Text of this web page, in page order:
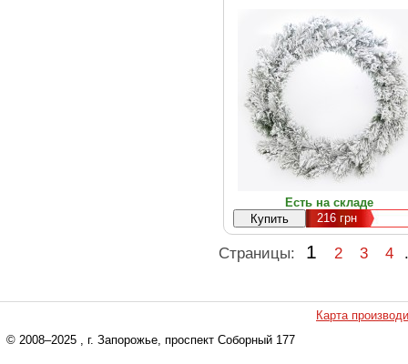
Есть на складе
216грн
Страницы: 1 2 3 4
Карта
© 2008–2025 , г. Запорожье, проспект Соборный 177